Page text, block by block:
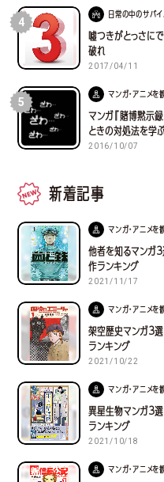
4
日常の中のサバ
嘘つきがとっさに
破れ
2017/04/11
5
マンガ・アニメを
マンガ『賭博黙示
ときの対処法を学
2016/10/07
新着記事
マンガ・アニメを
他者を知るマンガ
作ランキング
2021/11/17
マンガ・アニメを
架空歴史マンガ３
ランキング
2021/10/22
マンガ・アニメを
異星生物マンガ３
ランキング
2021/10/18
マンガ・アニメを